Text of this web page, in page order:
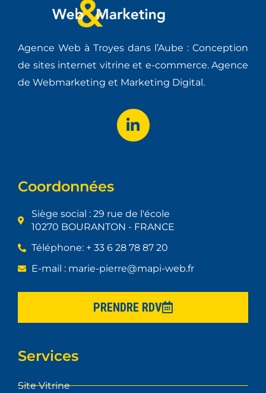
Agence Web à Troyes dans l’Aube : Conception
de sites internet vitrine et e-commerce. Agence
de Webmarketing et Marketing Digital.
Coordonnées
Siège social : 29 rue de l'école
10270 BOURANTON - FRANCE
Téléphone: + 33 6 28 78 87 20
E-mail : marie-pierre@mapi-web.fr
PRENDRE RDV
Services
Site Vitrine